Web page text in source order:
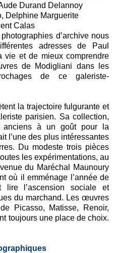
Durand Delannoy
Delphine Marguerite
Calas
d’archive nous
adresses de Paul
vie et de mieux comprendre
de Modigliani dans les
de ce galeriste-
la trajectoire fulgurante et
parisien. Sa collection,
anciens à un goût pour la
l’une des plus intéressantes
Du modeste trois pièces
les expérimentations, au
du Maréchal Maunoury
où il emménage l’année de
l’ascension sociale et
du marchand. Les œuvres
Picasso, Matisse, Renoir,
toujours une place de choix.